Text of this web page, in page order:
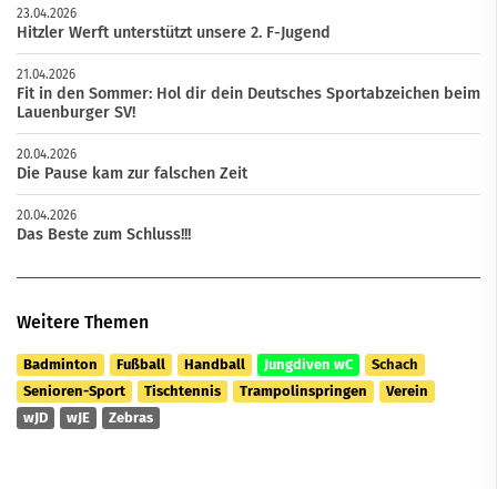
23.04.2026
Hitzler Werft unterstützt unsere 2. F-Jugend
21.04.2026
Fit in den Sommer: Hol dir dein Deutsches Sportabzeichen beim
Lauenburger SV!
20.04.2026
Die Pause kam zur falschen Zeit
20.04.2026
Das Beste zum Schluss!!!
Weitere Themen
Badminton Fußball Handball Jungdiven wC
Schach
Senioren-Sport
Tischtennis Trampolinspringen
Verein
wJD
wJE Zebras